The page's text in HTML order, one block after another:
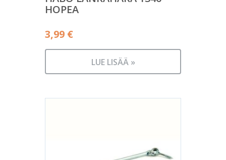
HOPEA
3,99 €
LUE LISÄÄ »